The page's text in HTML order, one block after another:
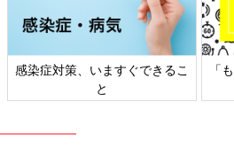
るこ
「もしものときの」赤ちゃん・